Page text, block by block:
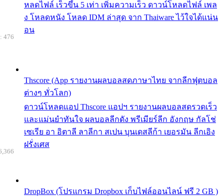
หลดไฟล์ เร็วขึ้น 5 เท่า เพิ่มความเร็ว ดาวน์โหลดไฟล์ เพล
ง โหลดหนัง โหลด IDM ล่าสุด จาก Thaiware ไว้ใจได้แน่น
อน
Thscore (App รายงานผลบอลสดภาษาไทย จากลีกฟุตบอล
ต่างๆ ทั่วโลก)
ดาวน์โหลดแอป Thscore แอปฯ รายงานผลบอลสดรวดเร็ว
และแม่นยำทันใจ ผลบอลลีกดัง พรีเมียร์ลีก อังกฤษ กัลโช่
เซเรีย อา อิตาลี ลาลีกา สเปน บุนเดสลีก้า เยอรมัน ลีกเอิง
ฝรั่งเศส
476
DropBox (โปรแกรม Dropbox เก็บไฟล์ออนไลน์ ฟรี 2 GB )